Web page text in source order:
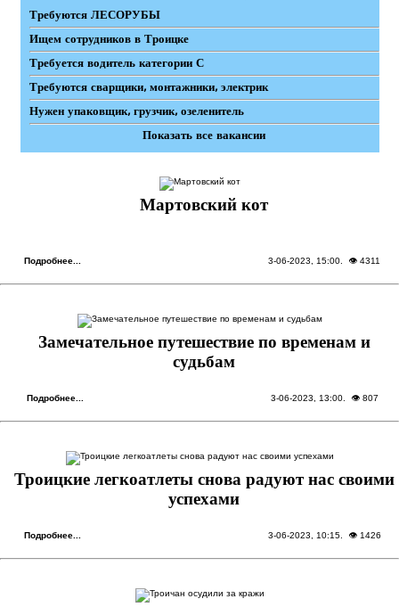
Требуются ЛЕСОРУБЫ
Ищем сотрудников в Троицке
Требуется водитель категории С
Требуются сварщики, монтажники, электрик
Нужен упаковщик, грузчик, озеленитель
Показать все вакансии
Мартовский кот
Подробнее... 3-06-2023, 15:00 . 👁 4311
Замечательное путешествие по временам и
судьбам
Подробнее... 3-06-2023, 13:00. 👁 807
Троицкие легкоатлеты снова радуют нас своими
успехами
Подробнее... 3-06-2023, 10:15. 👁 1426